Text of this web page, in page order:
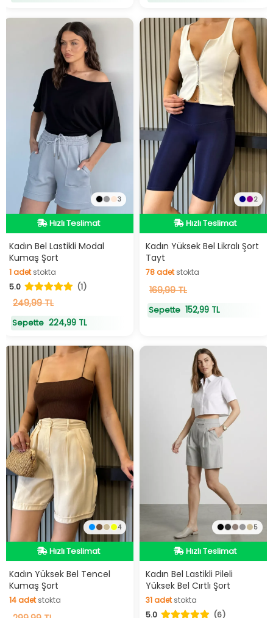
3
Hızlı Teslimat
Hızlı Teslimat
Kadın Bel Lastikli Modal
Kumaş Şort
1adetstokta
1adetstokta
5.0 (1)
249,99 TL
Sepette 224,99 TL
2
Hızlı Teslimat
Hızlı Teslimat
Kadın Yüksek Bel Likralı Şort
Tayt
78adetstokta
78adetstokta
169,99 TL
Sepette 152,99 TL
4
Hızlı Teslimat
Hızlı Teslimat
Kadın Yüksek Bel Tencel
Kumaş Şort
14adetstokta
5
Hızlı Teslimat
Videolu Ürün
Hızlı Teslimat
Kadın Bel Lastikli Pileli
Yüksek Bel Cırtlı Şort
31adetstokta
5.0 (6)